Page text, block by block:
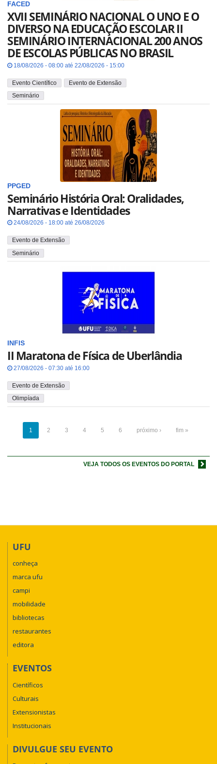
FACED
XVII SEMINÁRIO NACIONAL O UNO E O
DIVERSO NA EDUCAÇÃO ESCOLAR II
SEMINÁRIO INTERNACIONAL 200 ANOS
DE ESCOLAS PÚBLICAS NO BRASIL
18/08/2026 - 08:00 até 22/08/2026 - 15:00
Evento Científico
Evento de Extensão
Seminário
PPGED
Seminário História Oral: Oralidades,
Narrativas e Identidades
24/08/2026 - 18:00 até 26/08/2026
Evento de Extensão
Seminário
INFIS
II Maratona de Física de Uberlândia
27/08/2026 - 07:30 até 16:00
Evento de Extensão
Olimpíada
1 2 3 4 5 6 próximo › fim »
VEJA TODOS OS EVENTOS DO PORTAL
UFU
conheça
marca ufu
campi
mobilidade
bibliotecas
restaurantes
editora
EVENTOS
Científicos
Culturais
Extensionistas
Institucionais
DIVULGUE SEU EVENTO